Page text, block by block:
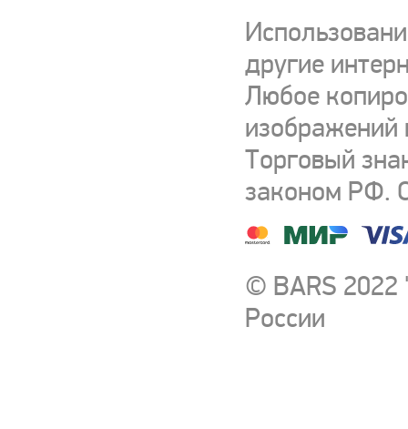
другие
Любое
изображений
Торговый
законом РФ.
© BARS
России